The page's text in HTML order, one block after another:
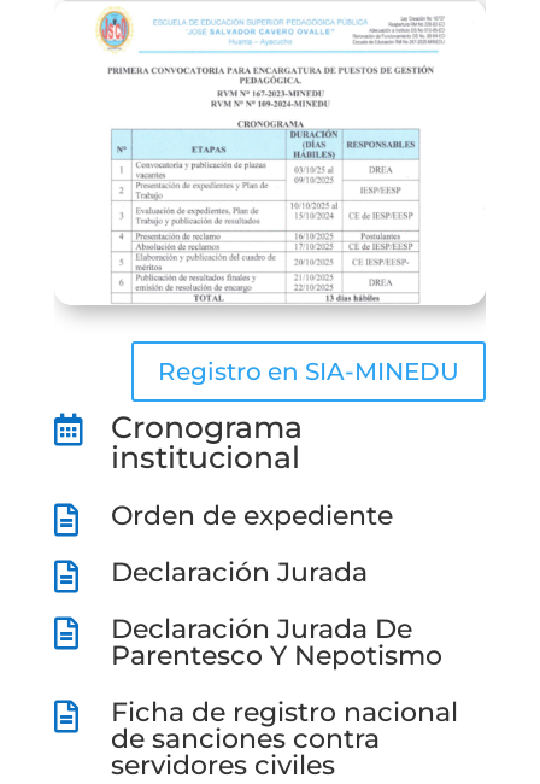
Registro en SIA-MINEDU

Cronograma
institucional

Orden de expediente

Declaración Jurada

Declaración Jurada De
Parentesco Y Nepotismo

Ficha de registro nacional
de sanciones contra
servidores civiles